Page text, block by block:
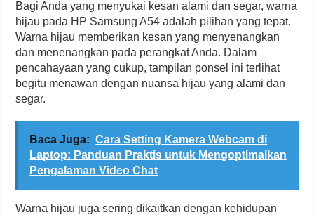
Bagi Anda yang menyukai kesan alami dan segar, warna
hijau pada HP Samsung A54 adalah pilihan yang tepat.
Warna hijau memberikan kesan yang menyenangkan
dan menenangkan pada perangkat Anda. Dalam
pencahayaan yang cukup, tampilan ponsel ini terlihat
begitu menawan dengan nuansa hijau yang alami dan
segar.
Baca Juga: Cara Setting Kamera Webcam di
Laptop: Panduan Praktis untuk Mengoptimalkan
Pengalaman Video Chat
Warna hijau juga sering dikaitkan dengan kehidupan